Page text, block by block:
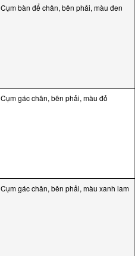
Cụm bàn để chân, bên phải, màu đen
Cụm gác chân, bên phải, màu đỏ
Cụm gác chân, bên phải, màu xanh lam